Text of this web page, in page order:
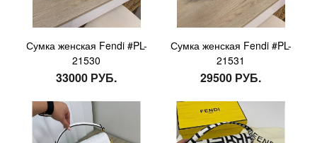
Сумка женская Fendi #PL-
21530
33000 РУБ.
Сумка женская Fendi #PL-
21531
29500 РУБ.